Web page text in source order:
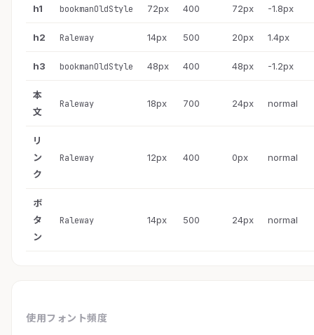
h1 bookmanOldStyle 72px 400 72px -1.8px
h2 Raleway 14px 500 20px 1.4px
h3 bookmanOldStyle 48px 400 48px -1.2px
本
文
Raleway 18px 700 24px normal
リ
ン
ク
Raleway 12px 400 0px normal
ボ
タ
ン
Raleway 14px 500 24px normal
使用フォント頻度